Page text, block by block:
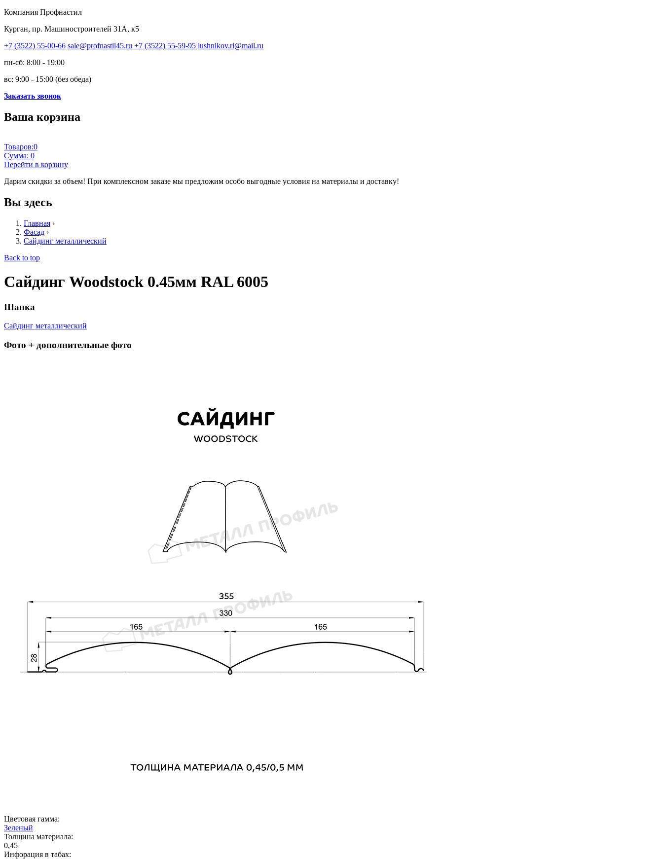
Компания Профнастил
Курган, пр. Машиностроителей 31А, к5
+7 (3522) 55-00-66 sale@profnastil45.ru +7 (3522) 55-59-95 lushnikov.ri@mail.ru
пн-сб: 8:00 - 19:00
вс: 9:00 - 15:00 (без обеда)
Заказать звонок
Ваша корзина
Товаров:0
Сумма: 0
Перейти в корзину
Дарим скидки за объем! При комплексном заказе мы предложим особо выгодные условия на материалы и доставку!
Вы здесь
Главная ›
Фасад ›
Сайдинг металлический
Back to top
Сайдинг Woodstock 0.45мм RAL 6005
Шапка
Сайдинг металлический
Фото + дополнительные фото
Цветовая гамма:
Зеленый
Толщина материала:
0,45
Инфорация в табах: